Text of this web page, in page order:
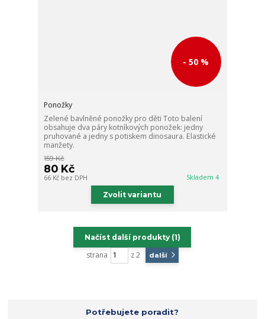
- 50 %
Ponožky
Zelené bavlněné ponožky pro děti Toto balení
obsahuje dva páry kotníkových ponožek: jedny
pruhované a jedny s potiskem dinosaura. Elastické
manžety.
159 Kč
80 Kč
66 Kč bez DPH Skladem 4
Zvolit variantu
Načíst další produkty (1)
strana z 2 další
Potřebujete poradit?